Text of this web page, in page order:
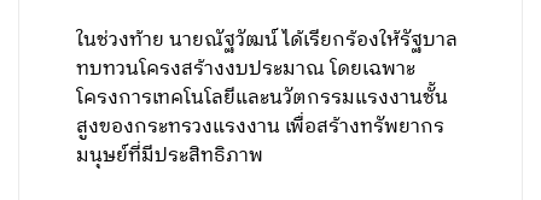
ในช่วงท้าย นายณัฐวัฒน์ ได้เรียกร้องให้รัฐบาล
ทบทวนโครงสร้างงบประมาณ โดยเฉพาะ
โครงการเทคโนโลยีและนวัตกรรมแรงงานชั้น
สูงของกระทรวงแรงงาน เพื่อสร้างทรัพยากร
มนุษย์ที่มีประสิทธิภาพ